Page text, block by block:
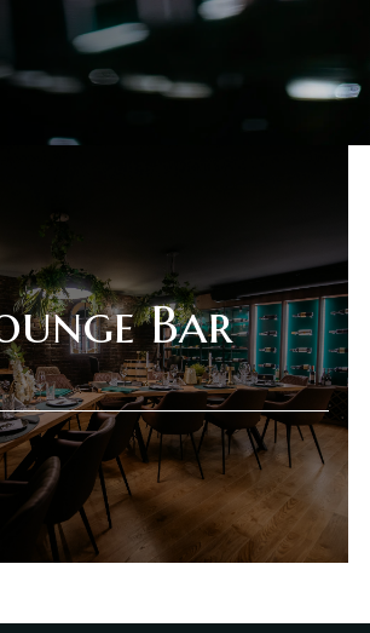
Bar